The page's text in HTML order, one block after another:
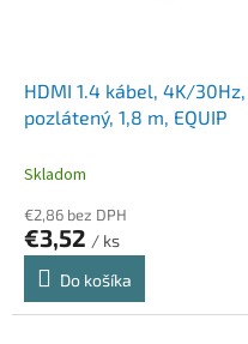
HDMI 1.4 kábel, 4K/30Hz,
pozlátený, 1,8 m, EQUIP
Skladom
€2,86 bez DPH
€3,52 / ks
Do košíka